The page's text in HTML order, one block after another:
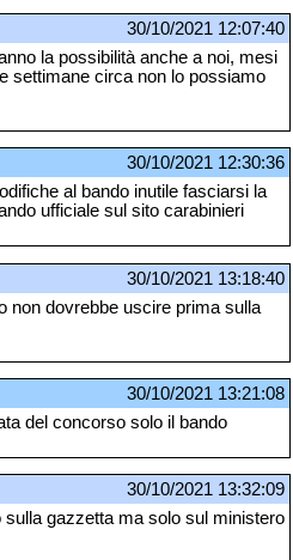
30/10/2021 12:07:40
la possibilità anche a noi, mesi
settimane circa non lo possiamo
30/10/2021 12:30:36
al bando inutile fasciarsi la
ufficiale sul sito carabinieri
30/10/2021 13:18:40
non dovrebbe uscire prima sulla
30/10/2021 13:21:08
del concorso solo il bando
30/10/2021 13:32:09
sulla gazzetta ma solo sul ministero